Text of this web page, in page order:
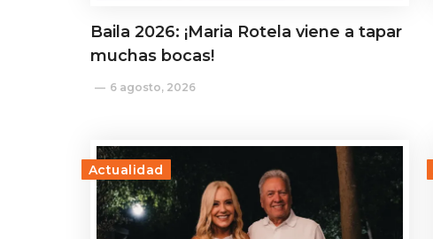
Baila 2026: ¡Maria Rotela viene a tapar
muchas bocas!
6 agosto, 2026
Actualidad